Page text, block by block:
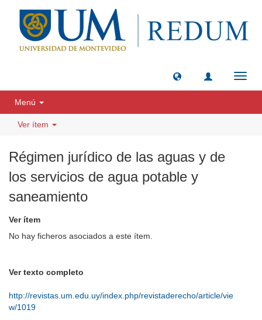
Menú
Ver ítem
Régimen jurídico de las aguas y de
los servicios de agua potable y
saneamiento
Ver ítem
No hay ficheros asociados a este ítem.
Ver texto completo
http://revistas.um.edu.uy/index.php/revistaderecho/article/vie
w/1019